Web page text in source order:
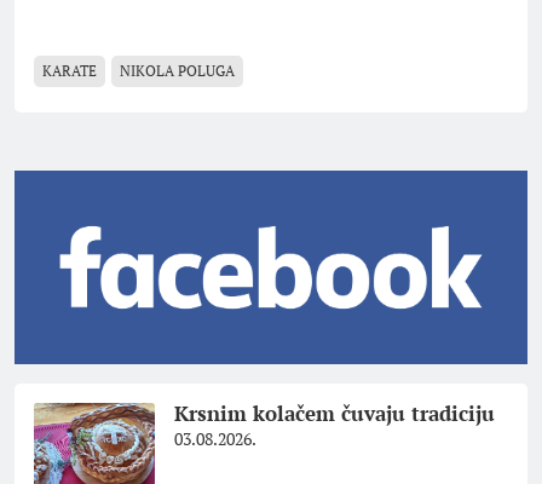
KARATE NIKOLA POLUGA
Krsnim kolačem čuvaju tradiciju
03.08.2026.